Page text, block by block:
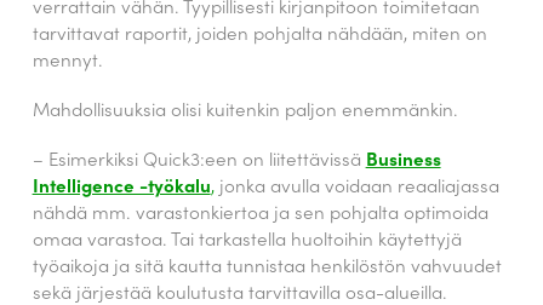
verrattain vähän. Tyypillisesti kirjanpitoon toimitetaan
tarvittavat raportit, joiden pohjalta nähdään, miten on
mennyt.
Mahdollisuuksia olisi kuitenkin paljon enemmänkin.
– Esimerkiksi Quick3:een on liitettävissä Business
Intelligence -työkalu,jonka avulla voidaan reaaliajassa
nähdä mm. varastonkiertoa ja sen pohjalta optimoida
omaa varastoa. Tai tarkastella huoltoihin käytettyjä
työaikoja ja sitä kautta tunnistaa henkilöstön vahvuudet
sekä järjestää koulutusta tarvittavilla osa-alueilla.